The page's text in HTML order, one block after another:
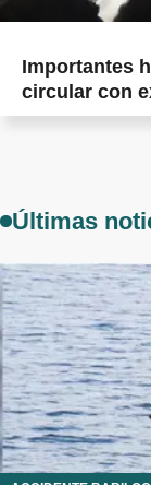
Importantes
circular con
Últimas